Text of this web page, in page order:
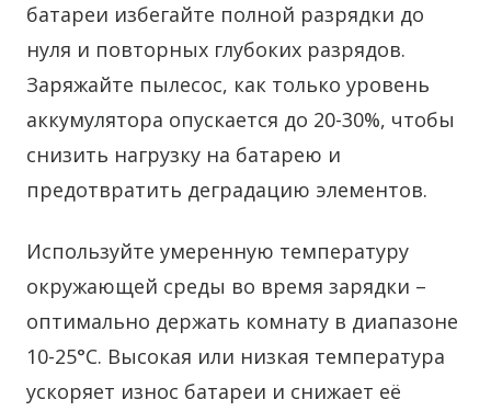
батареи избегайте полной разрядки до
нуля и повторных глубоких разрядов.
Заряжайте пылесос, как только уровень
аккумулятора опускается до 20-30%, чтобы
снизить нагрузку на батарею и
предотвратить деградацию элементов.
Используйте умеренную температуру
окружающей среды во время зарядки –
оптимально держать комнату в диапазоне
10-25°C. Высокая или низкая температура
ускоряет износ батареи и снижает её